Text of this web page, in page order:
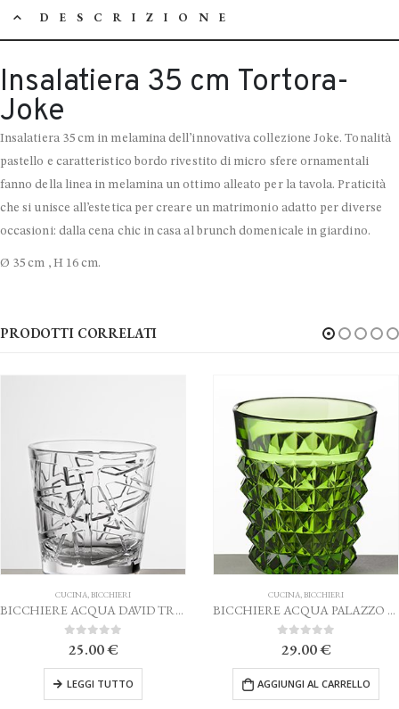
DESCRIZIONE
Insalatiera 35 cm Tortora-
Joke
Insalatiera 35 cm in melamina dell’innovativa collezione Joke. Tonalità
pastello e caratteristico bordo rivestito di micro sfere ornamentali
fanno della linea in melamina un ottimo alleato per la tavola. Praticità
che si unisce all’estetica per creare un matrimonio adatto per diverse
occasioni: dalla cena chic in casa al brunch domenicale in giardino.
Ø 35 cm , H 16 cm.
PRODOTTI CORRELATI
CUCINA,BICCHIERI
BICCHIERE ACQUA DAVID TRASPARENTE MARIO LUCA GIUSTI
Su 5
25.00€
LEGGI TUTTO
CUCINA,BICCHIERI
BICCHIERE ACQUA PALAZZO VERDE MARIO LUCA GIUSTI
Su 5
29.00€
AGGIUNGI AL CARRELLO